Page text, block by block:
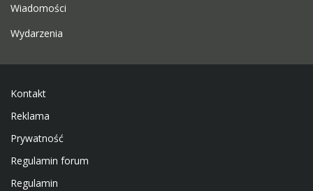
Wiadomości
Wydarzenia
Kontakt
Reklama
Prywatność
Regulamin forum
Regulamin